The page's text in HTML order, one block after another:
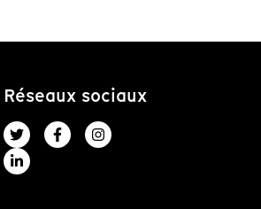
Réseaux sociaux